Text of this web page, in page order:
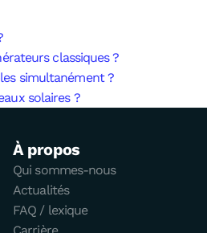
classiques ?
simultanément ?
solaires ?
À propos
Qui sommes-nous
Actualités
FAQ / lexique